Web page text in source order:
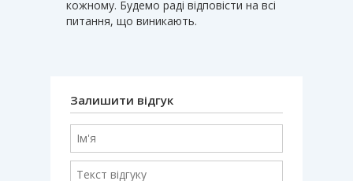
кожному. Будемо раді відповісти на всі
питання, що виникають.
Залишити відгук